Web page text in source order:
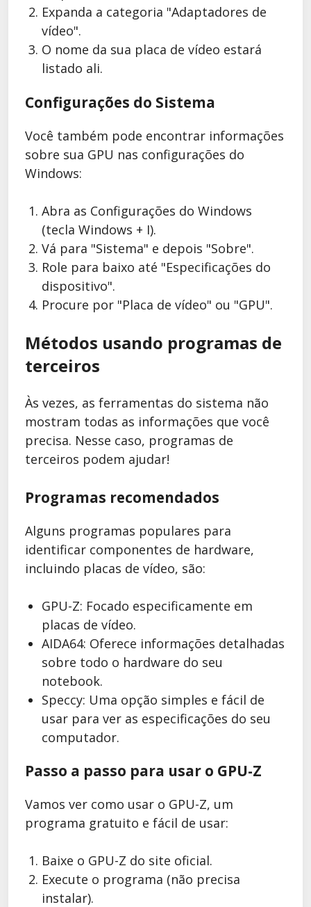
Expanda a categoria "Adaptadores de
vídeo".
O nome da sua placa de vídeo estará
listado ali.
Configurações do Sistema
Você também pode encontrar informações
sobre sua GPU nas configurações do
Windows:
Abra as Configurações do Windows
(tecla Windows + I).
Vá para "Sistema" e depois "Sobre".
Role para baixo até "Especificações do
dispositivo".
Procure por "Placa de vídeo" ou "GPU".
Métodos usando programas de
terceiros
Às vezes, as ferramentas do sistema não
mostram todas as informações que você
precisa. Nesse caso, programas de
terceiros podem ajudar!
Programas recomendados
Alguns programas populares para
identificar componentes de hardware,
incluindo placas de vídeo, são:
GPU-Z: Focado especificamente em
placas de vídeo.
AIDA64: Oferece informações detalhadas
sobre todo o hardware do seu
notebook.
Speccy: Uma opção simples e fácil de
usar para ver as especificações do seu
computador.
Passo a passo para usar o GPU-Z
Vamos ver como usar o GPU-Z, um
programa gratuito e fácil de usar:
Baixe o GPU-Z do site oficial.
Execute o programa (não precisa
instalar).